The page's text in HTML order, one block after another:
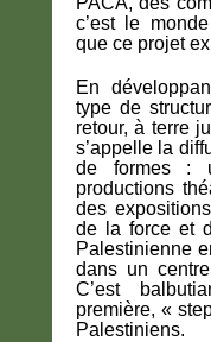
c’est le
que ce projet
En
type de
retour, à terre
s’appelle la
de formes :
productions
des
de la force et
Palestinienne
dans un
C’est
première, «
Palestiniens.